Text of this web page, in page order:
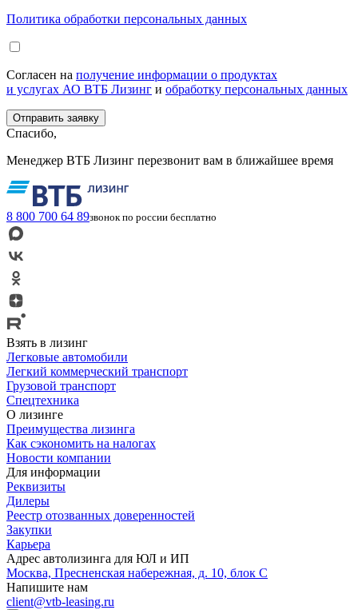
Политика обработки персональных данных
Согласен на получение информации о продуктах
и услугах АО ВТБ Лизинг и обработку персональных данных
Спасибо,
Менеджер ВТБ Лизинг перезвонит вам в ближайшее время
8 800 700 64 89звонок по россии бесплатно
Взять в лизинг
Легковые автомобили
Легкий коммерческий транспорт
Грузовой транспорт
Спецтехника
О лизинге
Преимущества лизинга
Как сэкономить на налогах
Новости компании
Для информации
Реквизиты
Дилеры
Реестр отозванных доверенностей
Закупки
Карьера
Адрес автолизинга для ЮЛ и ИП
Москва, Пресненская набережная, д. 10, блок С
Напишите нам
client@vtb-leasing.ru